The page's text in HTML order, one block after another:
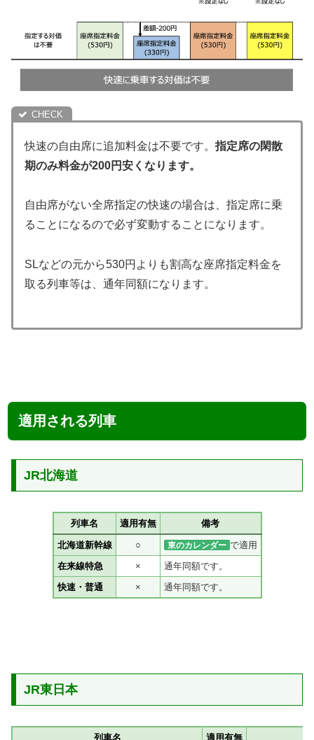
快速の自由席に追加料金は不要です。 指定席の閑散
期のみ料金が200円安くなります。
自由席がない全席指定の快速の場合は、指定席に乗
ることになるので必ず変動することになります。
SLなどの元から530円よりも割高な座席指定料金を
取る列車等は、通年同額になります。
適用される列車
JR北海道
列車名 適用有無 備考
北海道新幹線 ○ 東のカレンダー で適用
在来線特急
×
通年同額です。
快速・普通
× 通年同額です。
JR東日本
列車名 適用有無